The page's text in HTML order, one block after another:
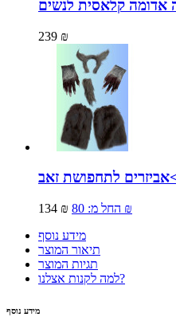
239 ₪
זאב<
134 ₪ החל מ: 80 ₪
מידע נוסף
תיאור המוצר
תגיות המוצר
למה לקנות אצלנו?
מידע נוסף